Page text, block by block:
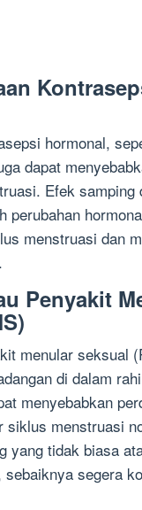
hormonal,
dapat
Efek samping
perubahan
menstruasi dan
Penyakit
menular seksual
di dalam
menyebabkan
siklus menstruasi
yang tidak biasa
sebaiknya segera